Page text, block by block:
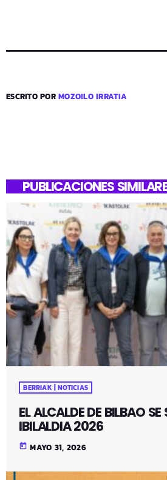
ESCRITO PORMOZOILO IRRATIA
PUBLICACIONES
BERRIAK | NOTICIAS
EL ALCALDE DE BILBAO
IBILALDIA 2026
today MAYO 31, 2026